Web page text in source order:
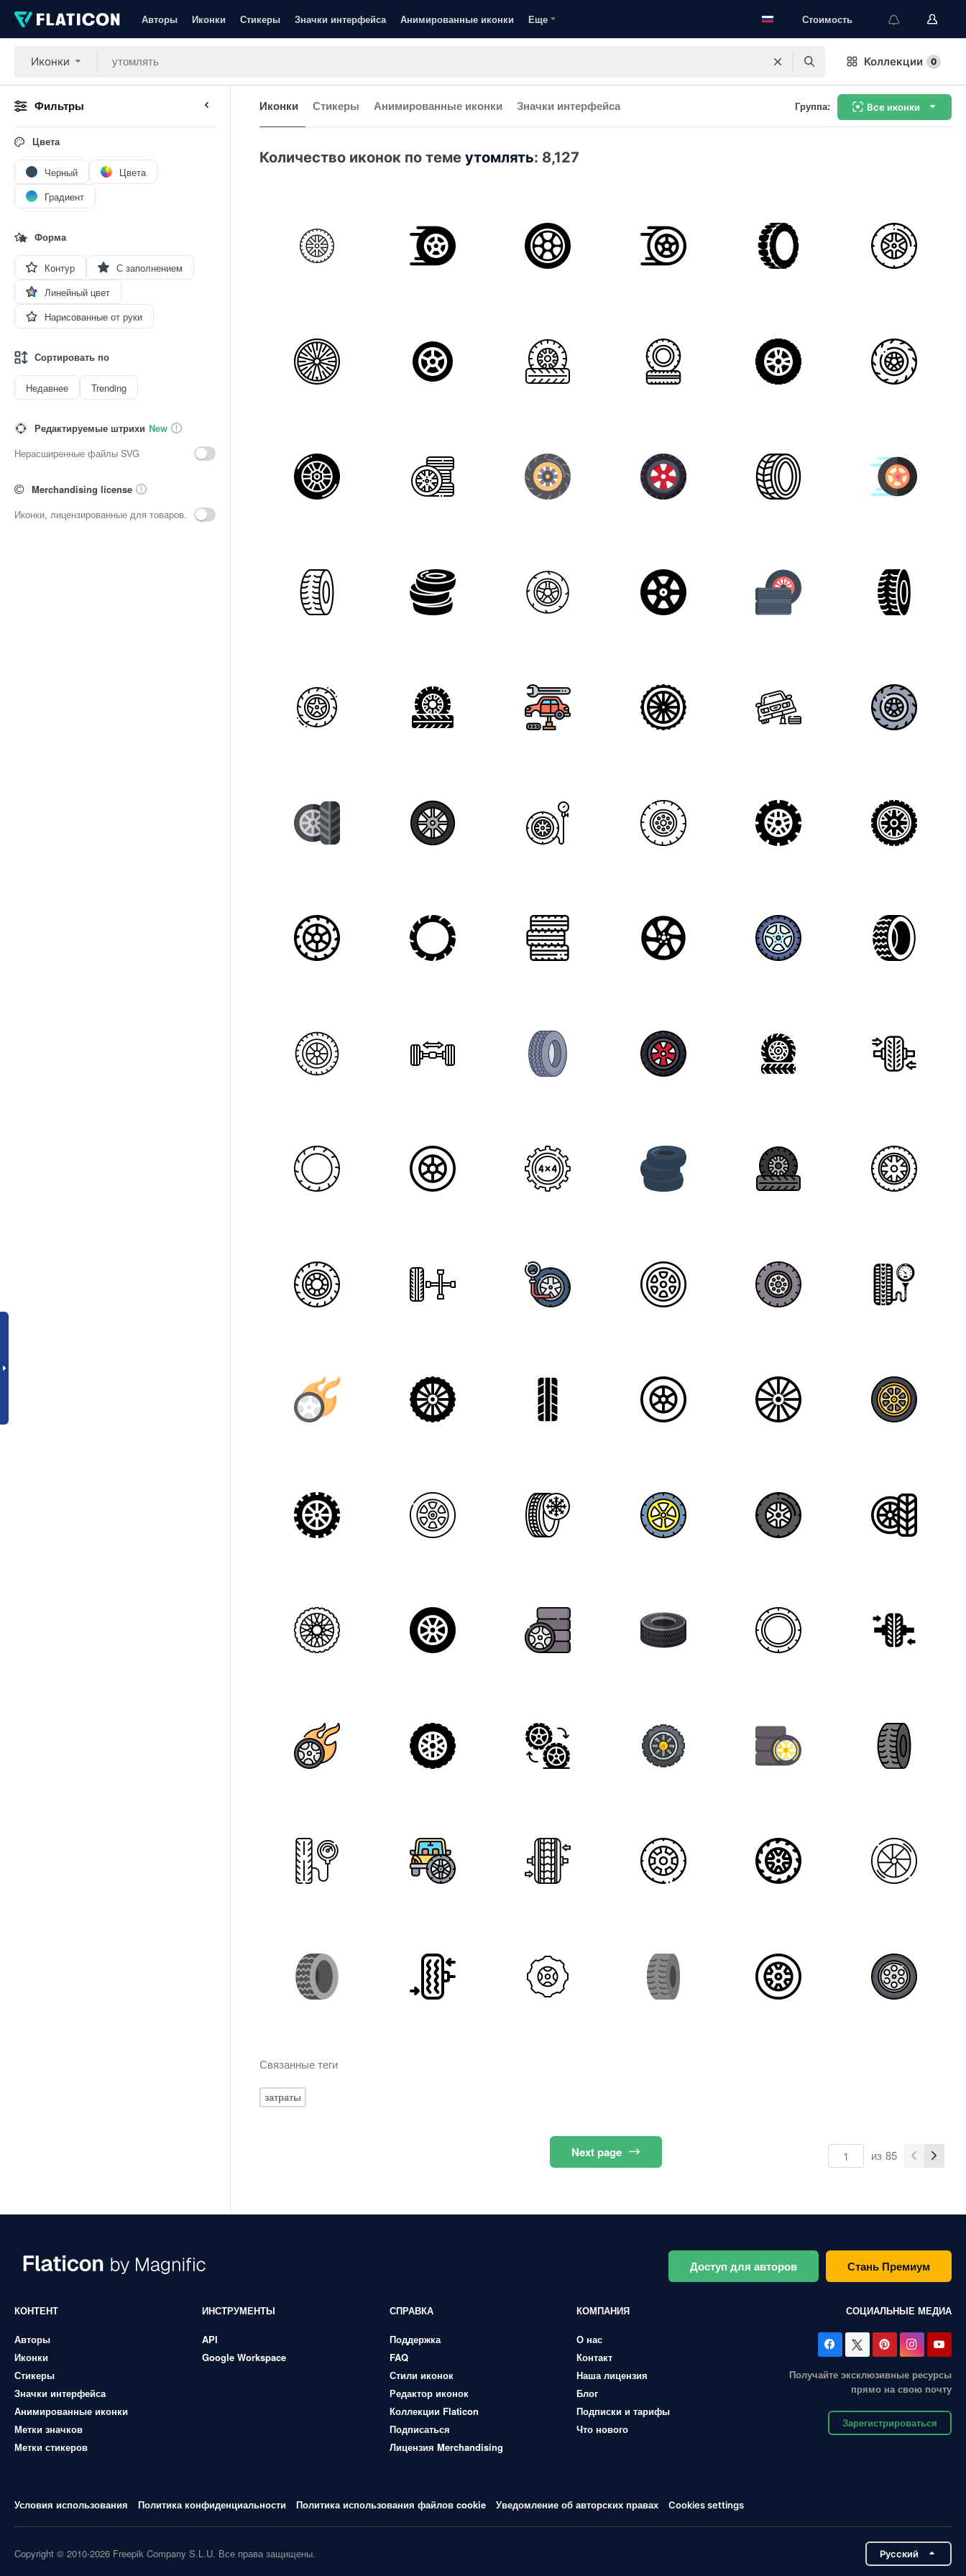
Авторы Иконки Стикеры Значки интерфейса Анимированные иконки Еще Стоимость
Иконки Коллекции 0
Фильтры
Цвета
Черный
Цвета
Градиент
Форма
Контур
С заполнением
Линейный цвет
Нарисованные от руки
Сортировать по
Недавнее Trending
Редактируемые штрихи New
Нерасширенные файлы SVG
Merchandising license
Иконки, лицензированные для товаров.
Иконки Стикеры Анимированные иконки Значки интерфейса Группа: Все иконки
Количество иконок по теме утомлять: 8,127
Связанные теги
затраты
Nextpage из 85
Доступ для авторов Стань Премиум
КОНТЕНТ
Авторы
Иконки
Стикеры
Значки интерфейса
Анимированные иконки
Метки значков
Метки стикеров
ИНСТРУМЕНТЫ
API
Google Workspace
СПРАВКА
Поддержка
FAQ
Стили иконок
Редактор иконок
Коллекции Flaticon
Подписаться
Лицензия Merchandising
КОМПАНИЯ
О нас
Контакт
Наша лицензия
Блог
Подписки и тарифы
Что нового
СОЦИАЛЬНЫЕ МЕДИА
Получайте эксклюзивные ресурсы
прямо на свою почту
Зарегистрироваться
Условия использования Политика конфиденциальности Политика использования файлов cookie Уведомление об авторских правах Cookies settings
Copyright © 2010-2026 Freepik Company S.L.U. Все права защищены. Pусский